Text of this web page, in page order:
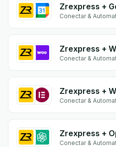
Zrexpress +
Conectar &
Zrexpress +
Conectar &
Conectar &
Zrexpress +
Conectar &